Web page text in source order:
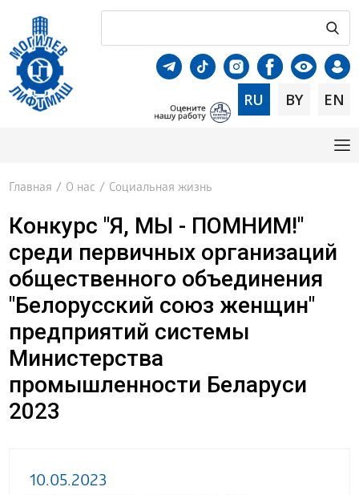
RU BY EN
Главная / О нас / Социальная жизнь
Конкурс "Я, МЫ - ПОМНИМ!"
среди первичных организаций
общественного объединения
"Белорусский союз женщин"
предприятий системы
Министерства
промышленности Беларуси
2023
10.05.2023